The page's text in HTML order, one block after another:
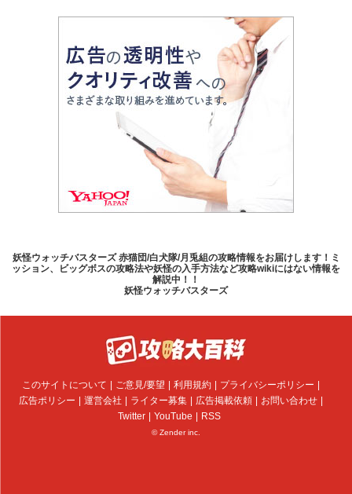
妖怪ウォッチバスターズ 赤猫団/白犬隊/月兎組の攻略情報をお届けします！ミ
ッション、ビッグボスの攻略法や妖怪の入手方法など攻略wikiにはない情報を
解説中！！
妖怪ウォッチバスターズ
このサイトについて ご意見/要望 利用規約
プライバシーポリシー
広告ポリシー
運営会社 ライター募集 広告掲載依頼
お問い合わせ
Twitter
YouTube RSS
© Zender inc.